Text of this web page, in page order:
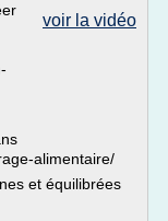
voir la vidéo
alimentaire/
et équilibrées